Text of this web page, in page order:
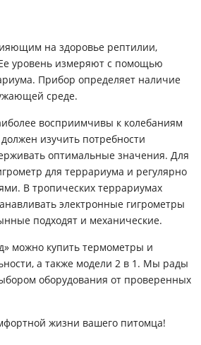
на здоровье рептилии,
уровень измеряют с помощью
Прибор определяет наличие
среде.
восприимчивы к колебаниям
изучить потребности
оптимальные значения. Для
для террариума и регулярно
В тропических террариумах
электронные гигрометры
подходят и механические.
можно купить термометры и
а также модели 2 в 1. Мы рады
оборудования от проверенных
жизни вашего питомца!